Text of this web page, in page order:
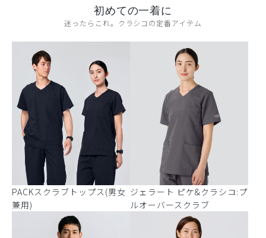
初めての一着に
迷ったらこれ。クラシコの定番アイテム
PACKスクラブトップス(男女
兼用)
ジェラート ピケ&クラシコ:プ
ルオーバースクラブ